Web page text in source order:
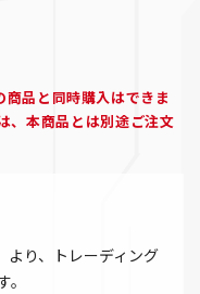
品と同時購入はできま
、本商品とは別途ご注文
り、トレーディング